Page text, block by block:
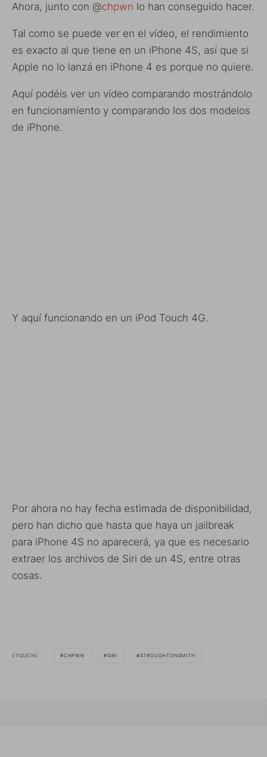
Ahora, junto con @chpwn lo han conseguido hacer.
Tal como se puede ver en el vídeo, el rendimiento
es exacto al que tiene en un iPhone 4S, así que si
Apple no lo lanzá en iPhone 4 es porque no quiere.
Aquí podéis ver un vídeo comparando mostrándolo
en funcionamiento y comparando los dos modelos
de iPhone.
Y aquí funcionando en un iPod Touch 4G.
Por ahora no hay fecha estimada de disponibilidad,
pero han dicho que hasta que haya un jailbreak
para iPhone 4S no aparecerá, ya que es necesario
extraer los archivos de Siri de un 4S, entre otras
cosas.
ETIQUETAS CHPWN SIRI STROUGHTONSMITH